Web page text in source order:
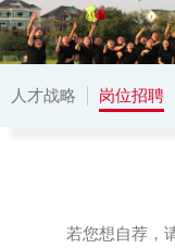
人才战略 岗位招聘
若您想自荐，